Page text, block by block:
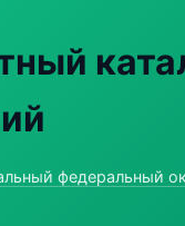
федеральный